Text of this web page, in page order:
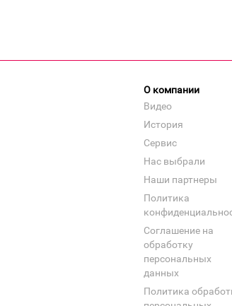
О компании
Видео
История
Сервис
Нас выбрали
Наши партнеры
Политика
Соглашение на
обработку
персональных
данных
Политика